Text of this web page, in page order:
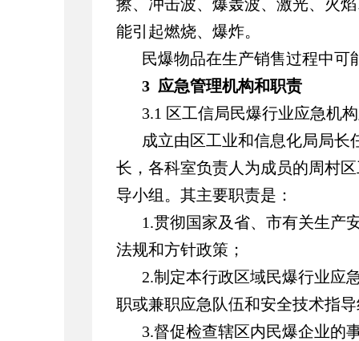
擦、冲击波、爆轰波、激光、火
能引起燃烧、爆炸。
民爆物品在生产销售过程中可
3 应急管理机构和职责
3.1 区工信局民爆行业应急机
成立由区工业和信息化局局长
长，各科室负责人为成员的周村
导小组。其主要职责是：
1.贯彻国家及省、市有关生产
法规和方针政策；
2.制定本行政区域民爆行业应
职或兼职应急队伍和安全技术指
3.督促检查辖区内民爆企业的